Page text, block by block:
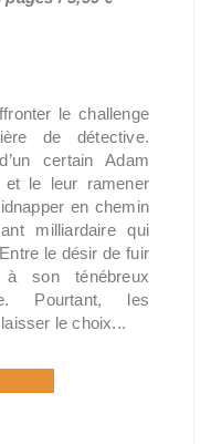
le challenge
de détective.
certain Adam
le leur ramener
en chemin
milliardaire qui
le désir de fuir
son ténébreux
Pourtant, les
le choix...